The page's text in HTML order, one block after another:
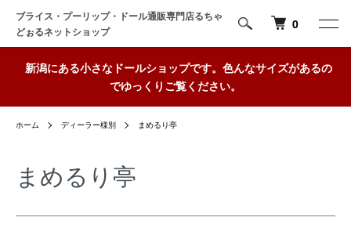
ブライス・プーリップ・ドール通販専門店るちゃ
どぉるネットショップ
0
新潟にある小さなドールショップです。色んなサイズがあるの
でゆっくりご覧ください。
ホーム ディーラー様別 まめるり亭
まめるり亭